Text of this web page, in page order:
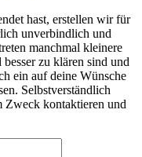
hast, erstellen wir für
unverbindlich und
manchmal kleinere
zu klären sind und
ein auf deine Wünsche
Selbstverständlich
Zweck kontaktieren und